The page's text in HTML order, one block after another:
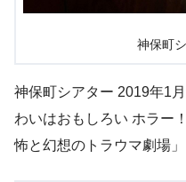
神保町
神保町シアター 2019年1
わいはおもしろい ホラー
怖と幻想のトラウマ劇場」